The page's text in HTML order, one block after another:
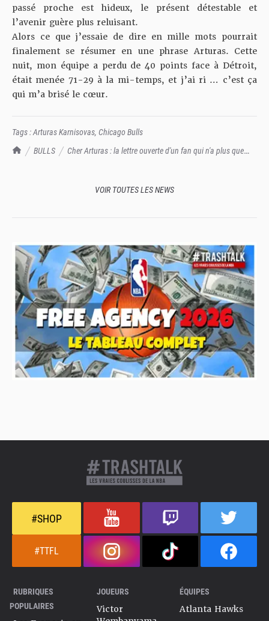
TrashTalk Actu NBA
BULLS
Cher Arturas : la lettre ouverte d'un fan qui n'a plus que
passé proche est hideux, le présent détestable et
l’avenir guère plus reluisant.
Alors ce que j’essaie de dire en mille mots pourrait
finalement se résumer en une phrase Arturas. Cette
nuit, mon équipe a perdu de 40 points face à Détroit,
était menée 71-29 à la mi-temps, et j’ai ri … c’est ça
qui m’a brisé le cœur.
Tags :Arturas Karnisovas, Chicago Bulls
VOIR TOUTES LES NEWS
#SHOP
#TTFL
RUBRIQUES
POPULAIRES
JOUEURS
Victor
ÉQUIPES
Atlanta Hawks